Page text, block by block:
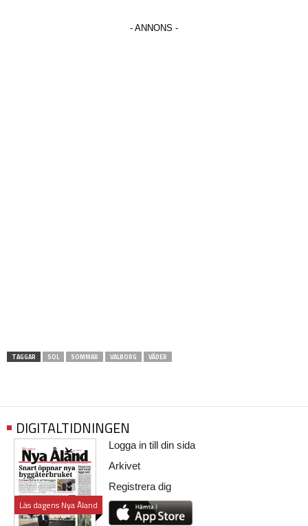
TAGGAR SOL SOMMAR VALBORG VÄDER
DIGITALTIDNINGEN
Läs dagens Nya Åland
Logga in till din sida
Arkivet
Registrera dig